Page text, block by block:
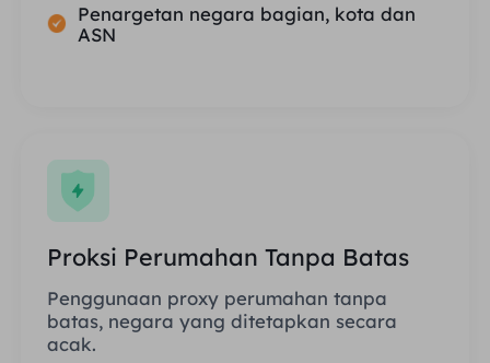
Penargetan negara bagian, kota dan
ASN
Proksi Perumahan Tanpa Batas
Penggunaan proxy perumahan tanpa
batas, negara yang ditetapkan secara
acak.